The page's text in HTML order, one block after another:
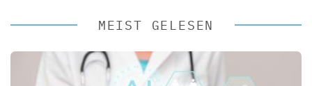
MEIST GELESEN